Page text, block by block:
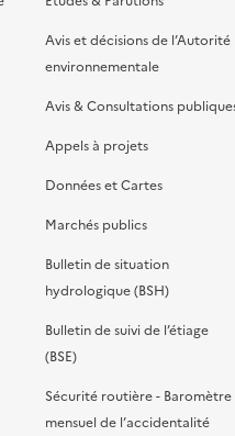
Avis et décisions de l’Autorité
environnementale
Avis & Consultations
Appels à projets
Données et Cartes
Marchés publics
Bulletin de situation
hydrologique (BSH)
Bulletin de suivi de l’étiage
(BSE)
Sécurité routière - Baromètre
mensuel de l’accidentalité